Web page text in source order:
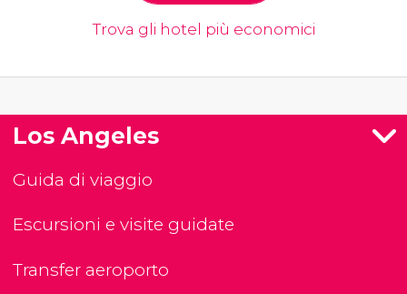
Trova gli hotel più economici
Los Angeles
Guida di viaggio
Escursioni e visite guidate
Transfer aeroporto